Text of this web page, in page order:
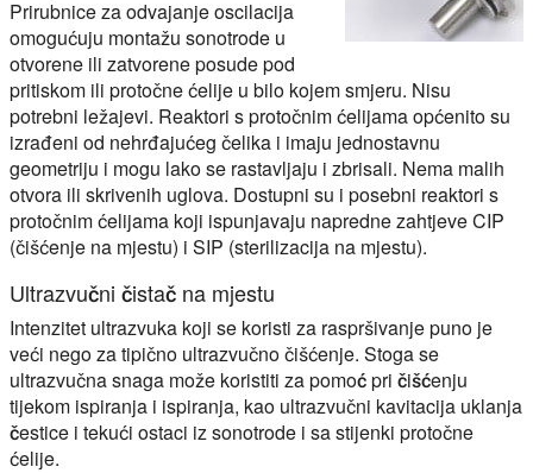
Prirubnice za odvajanje oscilacija
omogućuju montažu sonotrode u
otvorene ili zatvorene posude pod
pritiskom ili protočne ćelije u bilo kojem smjeru. Nisu
potrebni ležajevi. Reaktori s protočnim ćelijama općenito su
izrađeni od nehrđajućeg čelika i imaju jednostavnu
geometriju i mogu lako se rastavljaju i zbrisali. Nema malih
otvora ili skrivenih uglova. Dostupni su i posebni reaktori s
protočnim ćelijama koji ispunjavaju napredne zahtjeve CIP
(čišćenje na mjestu) i SIP (sterilizacija na mjestu).
Ultrazvučni čistač na mjestu
Intenzitet ultrazvuka koji se koristi za raspršivanje puno je
veći nego za tipično ultrazvučno čišćenje. Stoga se
ultrazvučna snaga može koristiti zapomoć pri čišćenju
tijekom ispiranja i ispiranja, kao ultrazvučni kavitacija uklanja
čestice i tekući ostaci iz sonotrode i sa stijenki protočne
ćelije.